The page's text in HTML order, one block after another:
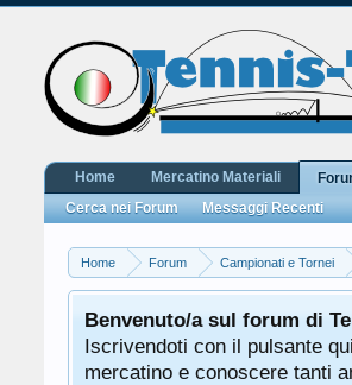
Home Forum Campionati e Tornei
Benvenuto/a sul forum di
Iscrivendoti con il pulsante
mercatino e conoscere tanti
Home Mercatino Materiali
Cerca nei Forum
Messaggi Recenti